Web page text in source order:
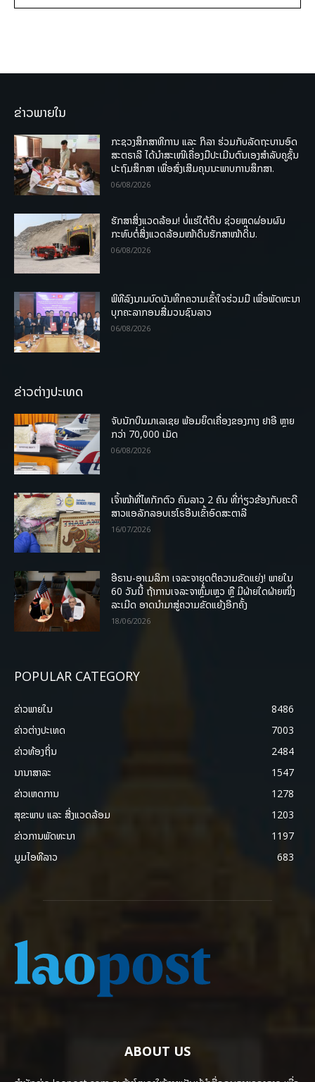
ຂ່າວພາຍໃນ
ກະຊວງສຶກສາທິການ ແລະ ກິລາ ຮ່ວມກັບລັດຖະບານອົດ
ສະຕຣາລີ ໄດ້ນຳສະເໜີເຄື່ອງມືປະເມີນຕົນເອງສຳລັບຄູຊັ້ນ
ປະຖົມສຶກສາ ເພື່ອສົ່ງເສີມຄຸນນະພາບການສຶກສາ.
06/08/2026
ຮັກສາສິ່ງແວດລ້ອມ! ບໍ່ແຮ່ໃຕ້ດິນ ຊ່ວຍຫຼຸດຜ່ອນຜົນ
ກະທົບຕໍ່ສິ່ງແວດລ້ອມໜ້າດິນຮັກສາໜ້າດິນ.
06/08/2026
ພິທີລົງນາມບົດບັນທຶກຄວາມເຂົ້າໃຈຮ່ວມມື ເພື່ອພັດທະນາ
ບຸກຄະລາກອນສື່ມວນຊົນລາວ
06/08/2026
ຂ່າວຕ່າງປະເທດ
ຈັບນັກບິນມາເລເຊຍ ພ້ອມຍຶດເຄື່ອງຂອງກາງ ຢາອີ ຫຼາຍ
ກວ່າ 70,000 ເມັດ
06/08/2026
ເຈົ້າໜ້າທີ່ໄທກັກຕົວ ຄົນລາວ 2 ຄົນ ທີ່ກ່ຽວຂ້ອງກັບຄະດີ
ສາວແອລັກລອບເຮໂຣອີນເຂົ້າອົດສະຕາລີ
16/07/2026
ອີຣານ-ອາເມລິກາ ເຈລະຈາຍຸດຕິຄວາມຂັດແຍ່ງ! ພາຍໃນ
60 ວັນນີ້ ຖ້າການເຈລະຈາຫຼົ້ມເຫຼວ ຫຼື ມີຝ່າຍໃດຝ່າຍໜຶ່ງ
ລະເມີດ ອາດນໍາມາສູ່ຄວາມຂັດແຍ້ງອີກຄັ້ງ
18/06/2026
POPULAR CATEGORY
ຂ່າວພາຍ​ໃນ
8486
ຂ່າວຕ່າງປະເທດ
7003
ຂ່າວທ້ອງຖິ່ນ
2484
ນານາສາລະ
1547
ຂ່າວເຫດການ
1278
ສຸຂະພາບ ແລະ ສີ່ງແວດລ້ອມ
1203
ຂ່າວການພັດທະນາ
1197
ມູມໄອທີລາວ
683
ABOUT US